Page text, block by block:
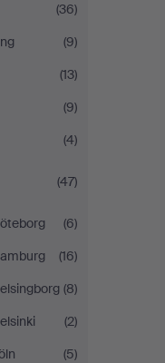
(36)
(9)
(13)
(9)
(4)
(47)
(6)
(16)
(8)
(2)
(5)